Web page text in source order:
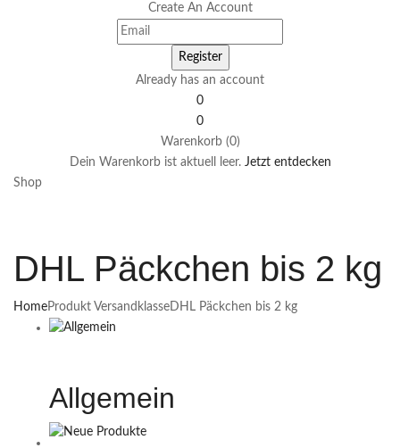
Create An Account
Already has an account
0
0
Warenkorb (0)
Dein Warenkorb ist aktuell leer. Jetzt entdecken
Shop
DHL Päckchen bis 2 kg
HomeProdukt VersandklasseDHL Päckchen bis 2 kg
Allgemein